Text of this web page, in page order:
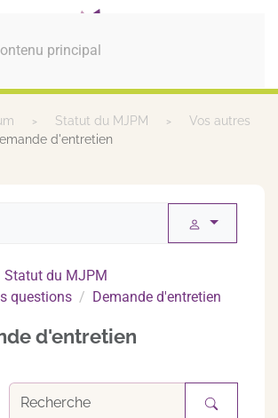
principal
Statut du MJPM
Vos autres
d'entretien
Statut du MJPM
questions
Demande d'entretien
d'entretien